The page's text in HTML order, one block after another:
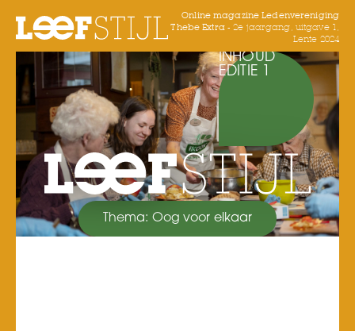
Online magazine Ledenvereniging
Thebe Extra -2e jaargang, uitgave 1,
Lente 2024
INHOUD
EDITIE 1
Thema: Oog voor elkaar